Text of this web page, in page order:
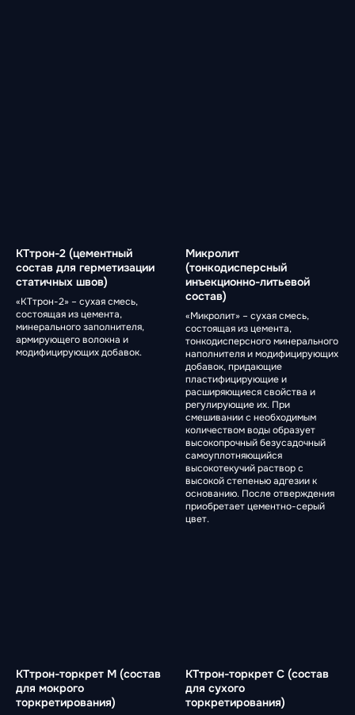
КТтрон-2 (цементный
состав для герметизации
статичных швов)
«КТтрон-2» – сухая смесь,
состоящая из цемента,
минерального заполнителя,
армирующего волокна и
модифицирующих добавок.
Микролит
(тонкодисперсный
инъекционно-литьевой
состав)
«Микролит» – сухая смесь,
состоящая из цемента,
тонкодисперсного минерального
наполнителя и модифицирующих
добавок, придающие
пластифицирующие и
расширяющиеся свойства и
регулирующие их. При
смешивании с необходимым
количеством воды образует
высокопрочный безусадочный
самоуплотняющийся
высокотекучий раствор с
высокой степенью адгезии к
основанию. После отверждения
приобретает цементно-серый
цвет.
КТтрон-торкрет М (состав
для мокрого
торкретирования)
КТтрон-торкрет С (состав
для сухого
торкретирования)